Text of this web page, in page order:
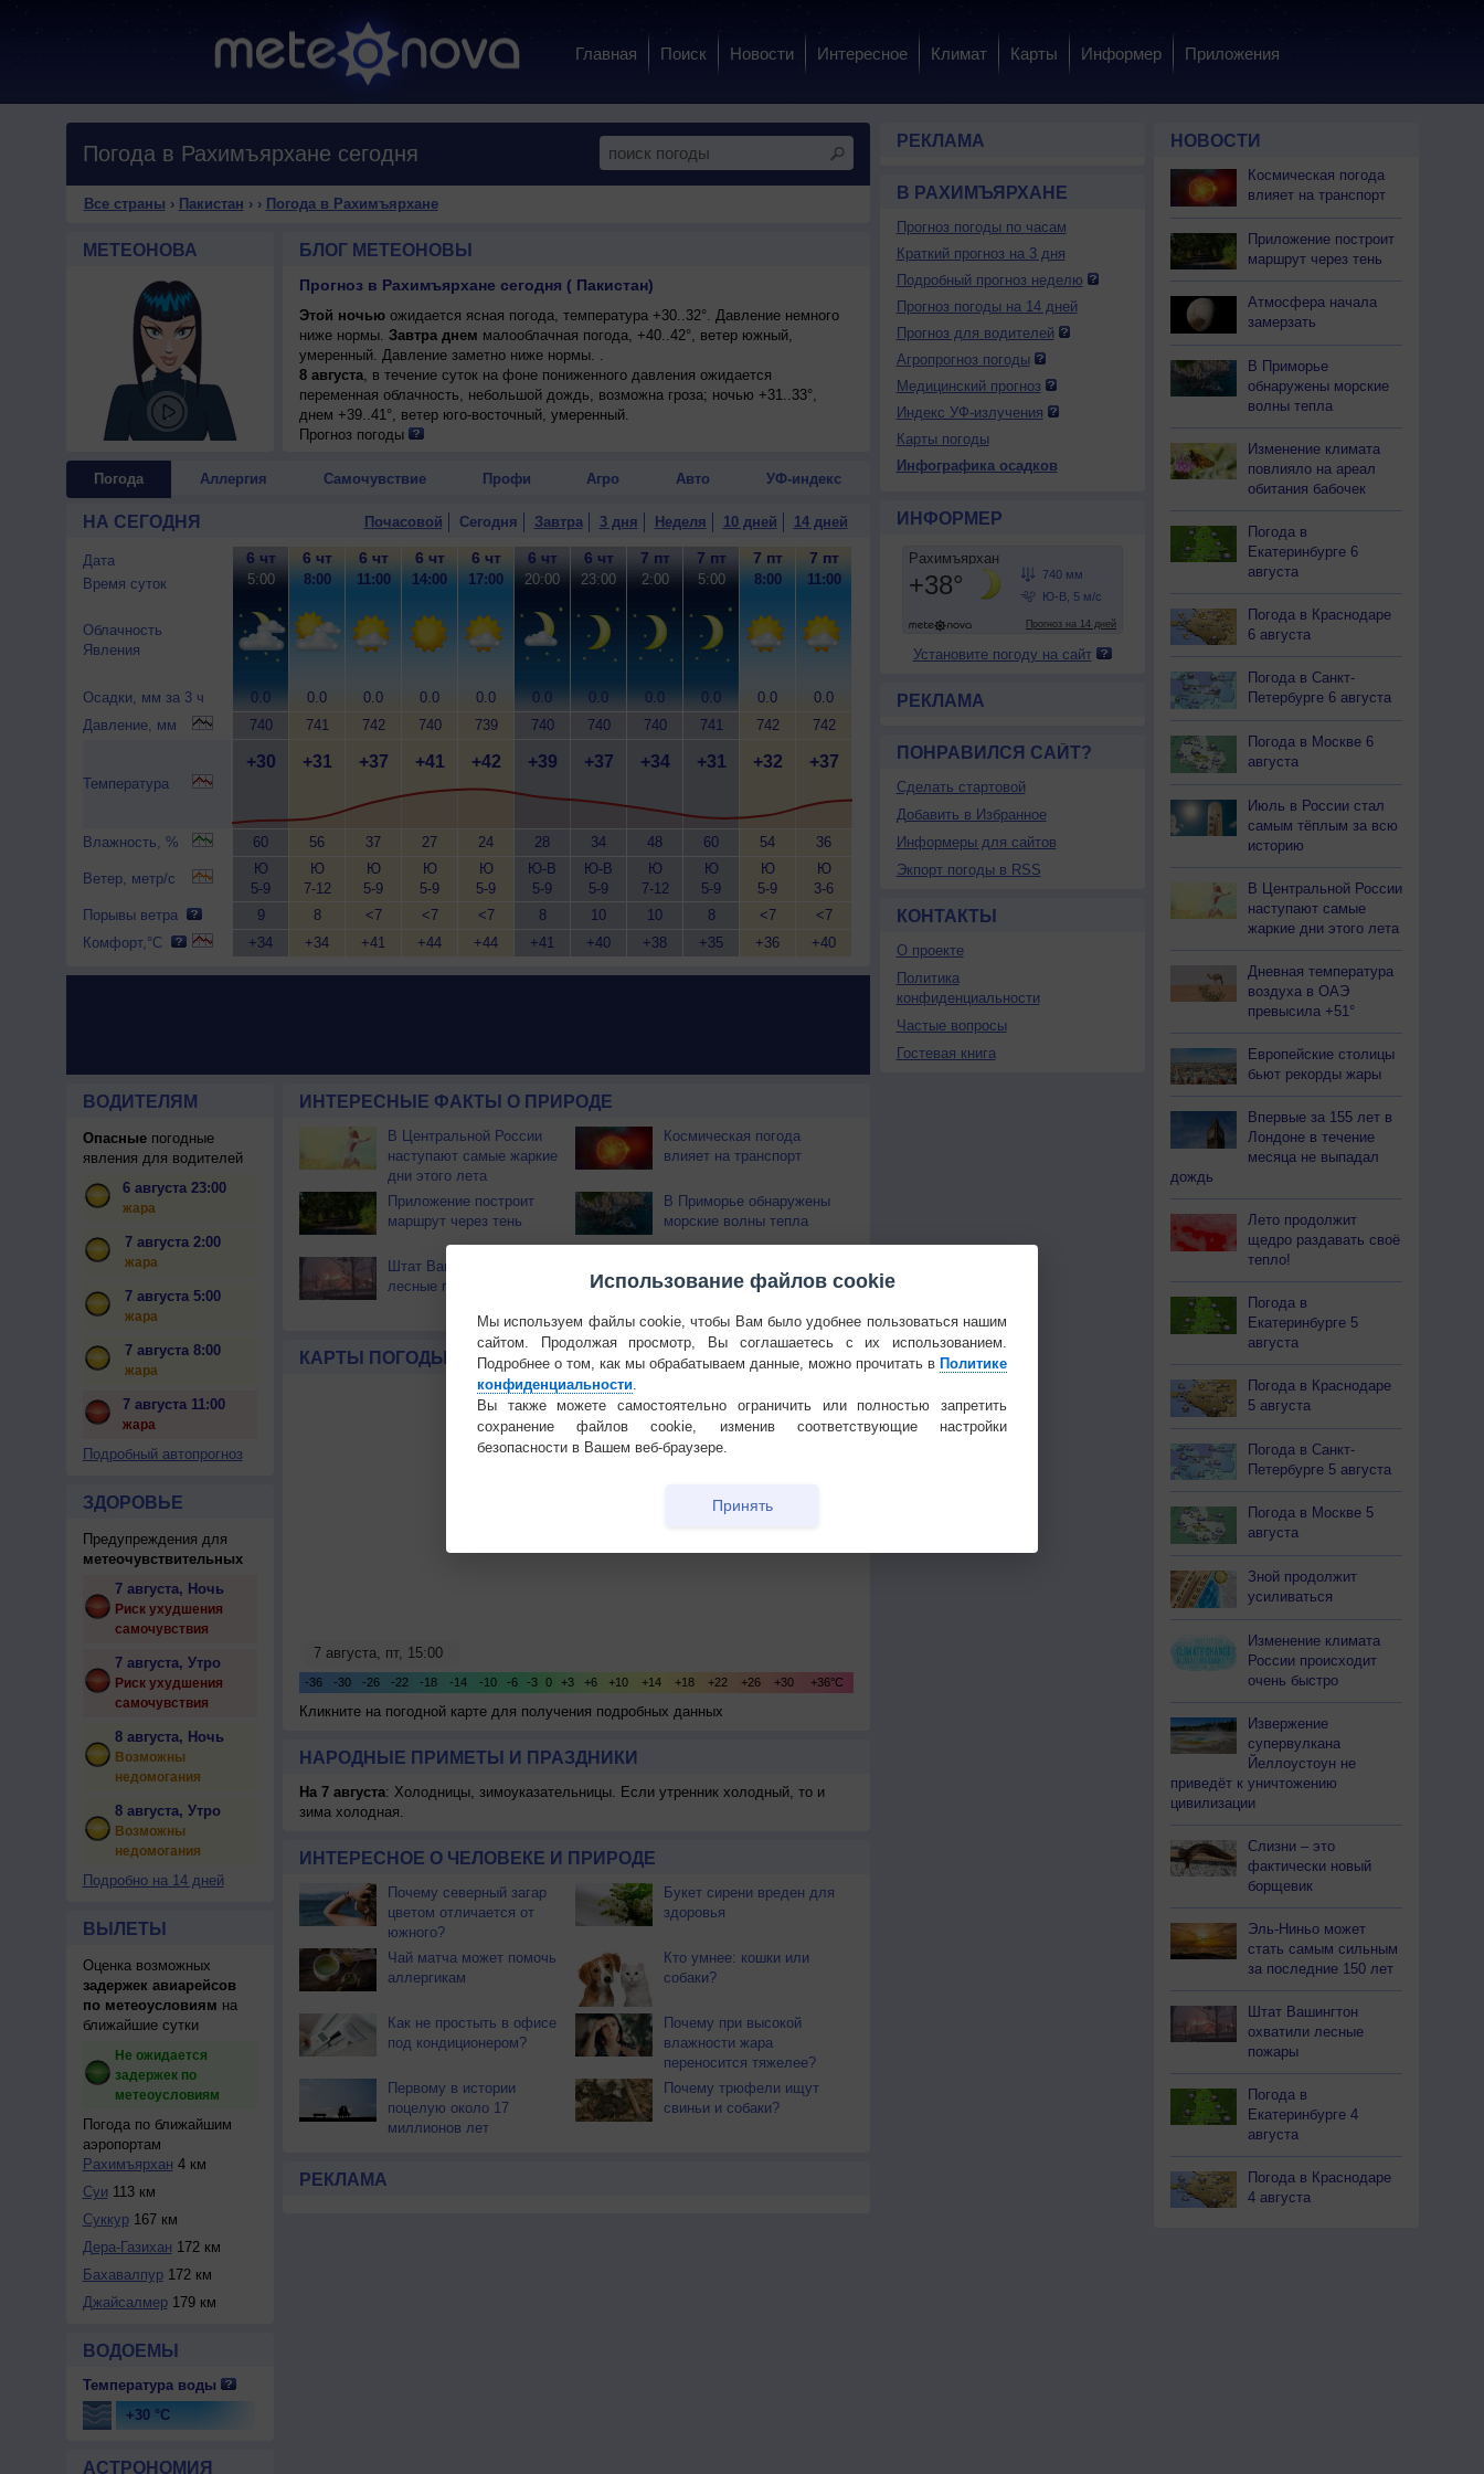
Главная Поиск Новости Интересное Климат Карты Информер Приложения
Погода в Рахимъярхане сегодня
Все страны › Пакистан › › Погода в Рахимъярхане
МЕТЕОНОВА БЛОГ МЕТЕОНОВЫ
Прогноз в Рахимъярхане сегодня ( Пакистан)
Этой ночьюожидается ясная погода, температура +30..32°. Давление немного
ниже нормы. Завтра днем малооблачная погода, +40..42°, ветер южный,
умеренный. Давление заметно ниже нормы. .
8 августа, в течение суток на фоне пониженного давления ожидается
переменная облачность, небольшой дождь, возможна гроза; ночью +31..33°,
днем +39..41°, ветер юго-восточный, умеренный.
Прогноз погоды
Погода Аллергия Самочувствие Профи Агро Авто УФ-индекс
НА СЕГОДНЯ Почасовой Сегодня Завтра 3 дня Неделя 10 дней 14 дней
Дата
Время суток
Облачность
Явления
Осадки, мм за 3 ч
Давление, мм
Температура
Влажность, %
Ветер, метр/с
Порывы ветра
Комфорт,°C
6 чт
5:00
0.0
740
+30
60
Ю
5-9
9
+34
6 чт
8:00
0.0
741
+31
56
Ю
7-12
8
+34
6 чт
11:00
0.0
742
+37
37
Ю
5-9
<7
+41
6 чт
14:00
0.0
740
+41
27
Ю
5-9
<7
+44
6 чт
17:00
0.0
739
+42
24
Ю
5-9
<7
+44
6 чт
20:00
0.0
740
+39
28
Ю-В
5-9
8
+41
6 чт
23:00
0.0
740
+37
34
Ю-В
5-9
10
+40
7 пт
2:00
0.0
740
+34
48
Ю
7-12
10
+38
7 пт
5:00
0.0
741
+31
60
Ю
5-9
8
+35
7 пт
8:00
0.0
742
+32
54
Ю
5-9
<7
+36
7 пт
11:00
0.0
742
+37
36
Ю
3-6
<7
+40
ВОДИТЕЛЯМ
Опасныепогодные
явления для водителей
6 августа 23:00
жара
7 августа 2:00
жара
7 августа 5:00
жара
7 августа 8:00
жара
7 августа 11:00
жара
Подробный автопрогноз
ЗДОРОВЬЕ
Предупреждения для
метеочувствительных
7 августа, Ночь
Риск ухудшения
самочувствия
7 августа, Утро
Риск ухудшения
самочувствия
8 августа, Ночь
Возможны
недомогания
8 августа, Утро
Возможны
недомогания
Подробно на 14 дней
ВЫЛЕТЫ
Оценка возможных
задержек авиарейсов
по метеоусловиям на
ближайшие сутки
Не ожидается
задержек по
метеоусловиям
Погода по ближайшим
аэропортам
Рахимъярхан 4 км
Суи 113 км
Суккур167 км
Дера-Газихан 172 км
Бахавалпур172 км
Джайсалмер179 км
ВОДОЕМЫ
Температура воды
+30 °C
АСТРОНОМИЯ
ИНТЕРЕСНЫЕ ФАКТЫ О ПРИРОДЕ
В Центральной России
наступают самые жаркие
дни этого лета
Космическая погода
влияет на транспорт
Приложение построит
маршрут через тень
В Приморье обнаружены
морские волны тепла
Штат Вашингтон охватили
лесные пожары
КАРТЫ ПОГОДЫ Температура Облачность Осадки
Кликните на погодной карте для получения подробных данных
НАРОДНЫЕ ПРИМЕТЫ И ПРАЗДНИКИ
На 7 августа: Холодницы, зимоуказательницы. Если утренник холодный, то и
зима холодная.
ИНТЕРЕСНОЕ О ЧЕЛОВЕКЕ И ПРИРОДЕ
Почему северный загар
цветом отличается от
южного?
Букет сирени вреден для
здоровья
Чай матча может помочь
аллергикам
Кто умнее: кошки или
собаки?
Как не простыть в офисе
под кондиционером?
Почему при высокой
влажности жара
переносится тяжелее?
Первому в истории
поцелую около 17
миллионов лет
Почему трюфели ищут
свиньи и собаки?
РЕКЛАМА
РЕКЛАМА
В РАХИМЪЯРХАНЕ
Прогноз погоды по часам
Краткий прогноз на 3 дня
Подробный прогноз неделю
Прогноз погоды на 14 дней
Прогноз для водителей
Агропрогноз погоды
Медицинский прогноз
Индекс УФ-излучения
Карты погоды
Инфографика осадков
ИНФОРМЕР
Установите погоду на сайт
РЕКЛАМА
ПОНРАВИЛСЯ САЙТ?
Сделать стартовой
Добавить в Избранное
Информеры для сайтов
Экпорт погоды в RSS
КОНТАКТЫ
О проекте
Политика
конфиденциальности
Частые вопросы
Гостевая книга
НОВОСТИ
Космическая погода
влияет на транспорт
Приложение построит
маршрут через тень
Атмосфера начала
замерзать
В Приморье
обнаружены морские
волны тепла
Изменение климата
повлияло на ареал
обитания бабочек
Погода в
Екатеринбурге 6
августа
Погода в Краснодаре
6 августа
Погода в Санкт-
Петербурге 6 августа
Погода в Москве 6
августа
Июль в России стал
самым тёплым за всю
историю
В Центральной России
наступают самые
жаркие дни этого лета
Дневная температура
воздуха в ОАЭ
превысила +51°
Европейские столицы
бьют рекорды жары
Впервые за 155 лет в
Лондоне в течение
месяца не выпадал
дождь
Лето продолжит
щедро раздавать своё
тепло!
Погода в
Екатеринбурге 5
августа
Погода в Краснодаре
5 августа
Погода в Санкт-
Петербурге 5 августа
Погода в Москве 5
августа
Зной продолжит
усиливаться
Изменение климата
России происходит
очень быстро
Извержение
супервулкана
Йеллоустоун не
приведёт к уничтожению
цивилизации
Слизни – это
фактически новый
борщевик
Эль-Ниньо может
стать самым сильным
за последние 150 лет
Штат Вашингтон
охватили лесные
пожары
Погода в
Екатеринбурге 4
августа
Погода в Краснодаре
4 августа
Использование файлов cookie
Мы используем файлы cookie, чтобы Вам было удобнее пользоваться нашим
сайтом. Продолжая просмотр, Вы соглашаетесь с их использованием.
Подробнее о том, как мы обрабатываем данные, можно прочитать в Политике
конфиденциальности.
Вы также можете самостоятельно ограничить или полностью запретить
сохранение файлов cookie, изменив соответствующие настройки
безопасности в Вашем веб-браузере.
Принять